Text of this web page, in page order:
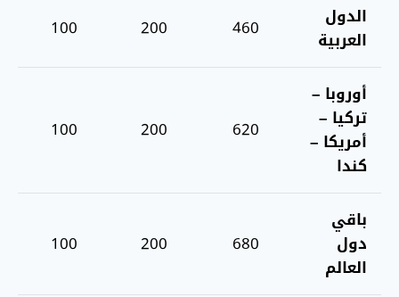
الدول
العربية
460
200
100
أوروبا –
تركيا –
أمريكا –
كندا
620
200
100
باقي
دول
العالم
680
200
100